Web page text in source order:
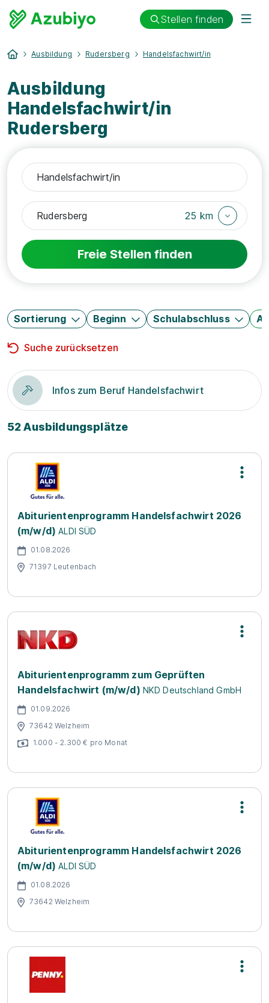
Stellen finden
Ausbildung Rudersberg Handelsfachwirt/in
Ausbildung
Handelsfachwirt/in
Rudersberg
25 km
Freie Stellen finden
Sortierung Beginn Schulabschluss
Suche zurücksetzen
Infos zum Beruf Handelsfachwirt
52 Ausbildungsplätze
Abiturientenprogramm Handelsfachwirt 2026
(m/w/d) ALDI SÜD
01.08.2026
71397 Leutenbach
Abiturientenprogramm zum Geprüften
Handelsfachwirt (m/w/d) NKD Deutschland GmbH
01.09.2026
73642 Welzheim
1.000 - 2.300 € pro Monat
Abiturientenprogramm Handelsfachwirt 2026
(m/w/d) ALDI SÜD
01.08.2026
73642 Welzheim